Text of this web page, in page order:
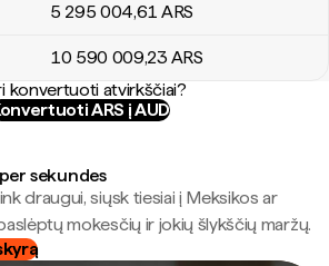
5 295 004,61 ARS
10 590 009,23 ARS
konvertuoti atvirkščiai?
ARS į AUD
sekundes
draugui, siųsk tiesiai į Meksikos ar
mokesčių ir jokių šlykščių maržų.